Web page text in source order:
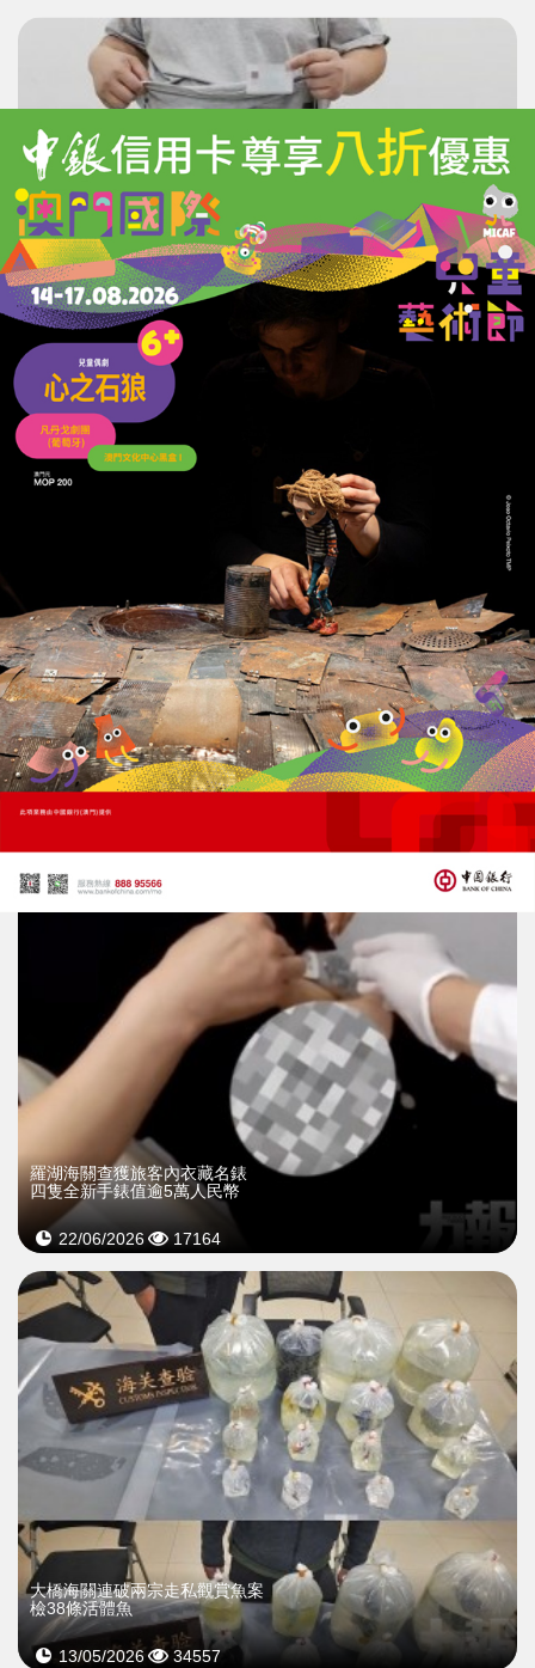
港籍男子綁藏10公斤銀珠入境
拱北海關當場查獲
28/06/2026
廣東破獲特大海上運毒案
查獲735公斤大麻
23/06/2026
羅湖海關查獲旅客內衣藏名錶
四隻全新手錶值逾5萬人民幣
22/06/2026 17164
大橋海關連破兩宗走私觀賞魚案
檢38條活體魚
13/05/2026 34557